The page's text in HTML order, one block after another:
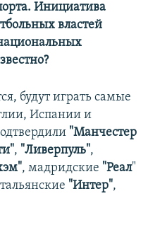
Инициатива
властей
будут играть самые
Испании и
"Манчестер
, "Ливерпуль",
, мадридские "Реал"
"Интер",